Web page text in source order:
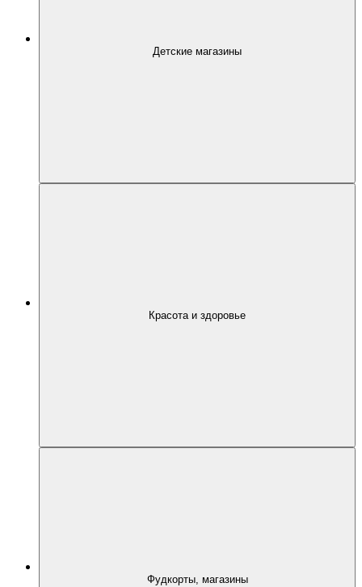
Детские магазины
Красота и здоровье
Фудкорты, магазины